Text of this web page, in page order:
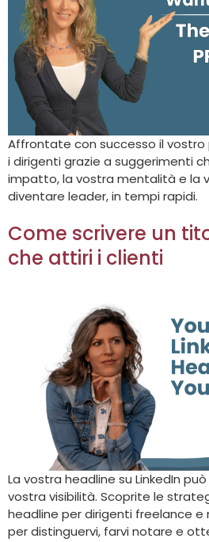
Affrontate con successo il vostro
i dirigenti grazie a suggerimenti
impatto, la vostra mentalità e la
diventare leader, in tempi rapidi.
Come scrivere un
che attiri i clienti
La vostra headline su LinkedIn
vostra visibilità. Scoprite le
headline per dirigenti freelance
per distinguervi, farvi notare e